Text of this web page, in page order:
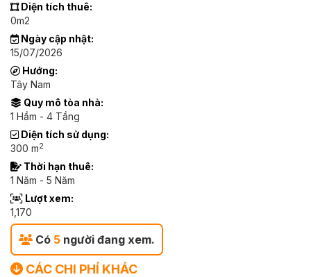
Diện tích thuê:
0m2
Ngày cập nhật:
15/07/2026
Hướng:
Tây Nam
Quy mô tòa nhà:
1 Hầm - 4 Tầng
Diện tích sử dụng:
300 m2
Thời hạn thuê:
1 Năm - 5 Năm
Lượt xem:
1,170
Có 5 người đang xem.
CÁC CHI PHÍ KHÁC